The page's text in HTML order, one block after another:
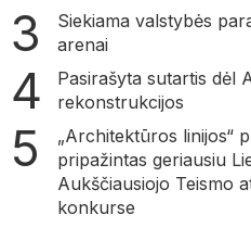
Siekiama valstybės
arenai
Pasirašyta sutartis dėl
rekonstrukcijos
„Architektūros linijos“
pripažintas geriausiu
Aukščiausiojo Teismo
konkurse